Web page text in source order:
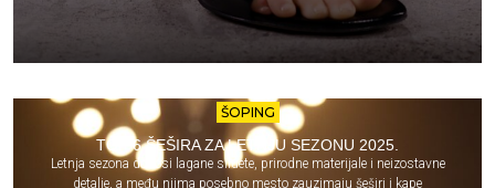
ŠOPING
TOP 6 ŠEŠIRA ZA LETNJU SEZONU 2025.
Letnja sezona donosi lagane siluete, prirodne materijale i neizostavne
detalje, a među njima posebno mesto zauzimaju šeširi i kape